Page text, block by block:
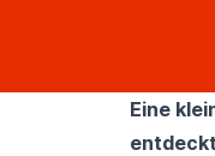
Eine